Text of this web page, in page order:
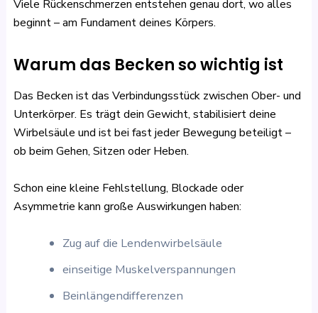
Viele Rückenschmerzen entstehen genau dort, wo alles
beginnt – am Fundament deines Körpers.
Warum das Becken so wichtig ist
Das Becken ist das Verbindungsstück zwischen Ober- und
Unterkörper. Es trägt dein Gewicht, stabilisiert deine
Wirbelsäule und ist bei fast jeder Bewegung beteiligt –
ob beim Gehen, Sitzen oder Heben.
Schon eine kleine Fehlstellung, Blockade oder
Asymmetrie kann große Auswirkungen haben:
Zug auf die Lendenwirbelsäule
einseitige Muskelverspannungen
Beinlängendifferenzen